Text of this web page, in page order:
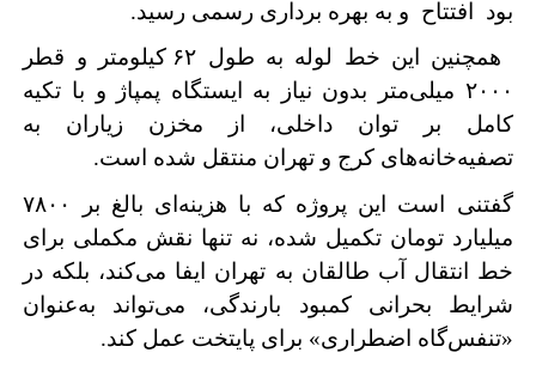
بود افتتاح و به بهره برداری رسمی رسید.
همچنین این خط لوله‌ به طول ۶۲ کیلومتر و قطر
۲۰۰۰ میلی‌متر بدون نیاز به ایستگاه پمپاژ و با تکیه
کامل بر توان داخلی، از مخزن زیاران به
تصفیه‌خانه‌های کرج و تهران منتقل شده است.
گفتنی است این پروژه که با هزینه‌ای بالغ بر ۷۸۰۰
میلیارد تومان تکمیل شده، نه تنها نقش مکملی برای
خط انتقال آب طالقان به تهران ایفا می‌کند، بلکه در
شرایط بحرانی کمبود بارندگی، می‌تواند به‌عنوان
«تنفس‌گاه اضطراری» برای پایتخت عمل کند.